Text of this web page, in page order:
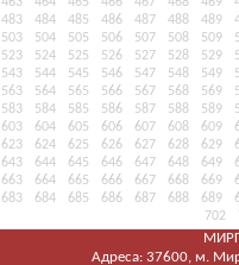
483 484 485 486 487 488 489
503 504 505 506 507 508 509
523 524 525 526 527 528 529
543 544 545 546 547 548 549
563 564 565 566 567 568 569
583 584 585 586 587 588 589
603 604 605 606 607 608 609
623 624 625 626 627 628 629
643 644 645 646 647 648 649
663 664 665 666 667 668 669
683 684 685 686 687 688 689
702
Адреса: 37600, м.